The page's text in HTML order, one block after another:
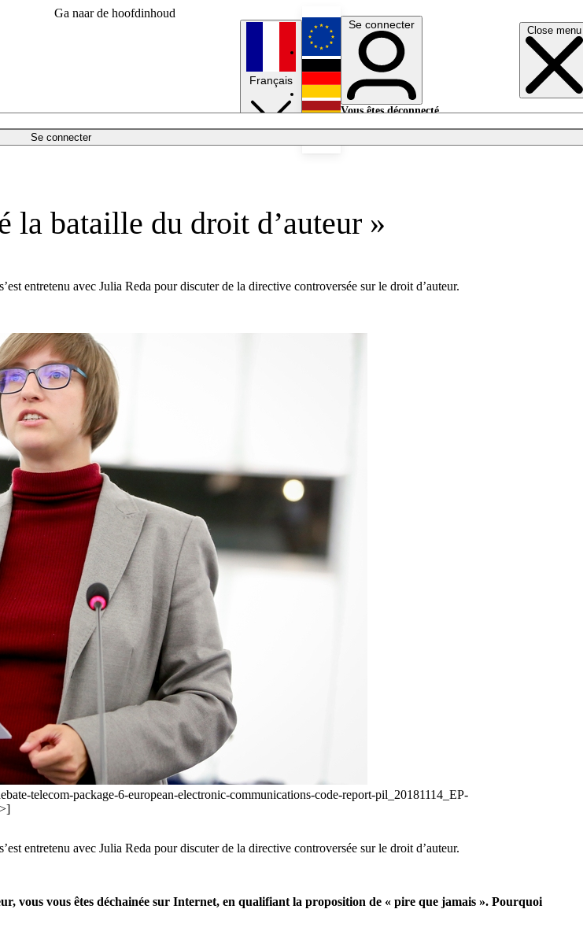
Ga naar de hoofdinhoud
Close menu
Se connecter
Français
English
Deutsch
Se connecter
Vous êtes déconnecté.
la bataille du droit d’auteur »
s’est entretenu avec Julia Reda pour discuter de la directive controversée sur le droit d’auteur.
telecom-package-6-european-electronic-communications-code-report-pil_20181114_EP-
s’est entretenu avec Julia Reda pour discuter de la directive controversée sur le droit d’auteur.
vous vous êtes déchainée sur Internet, en qualifiant la proposition de « pire que jamais ». Pourquoi